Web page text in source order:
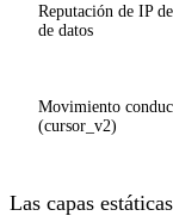
Reputación de IP
de datos
Movimiento
(cursor_v2)
Las capas